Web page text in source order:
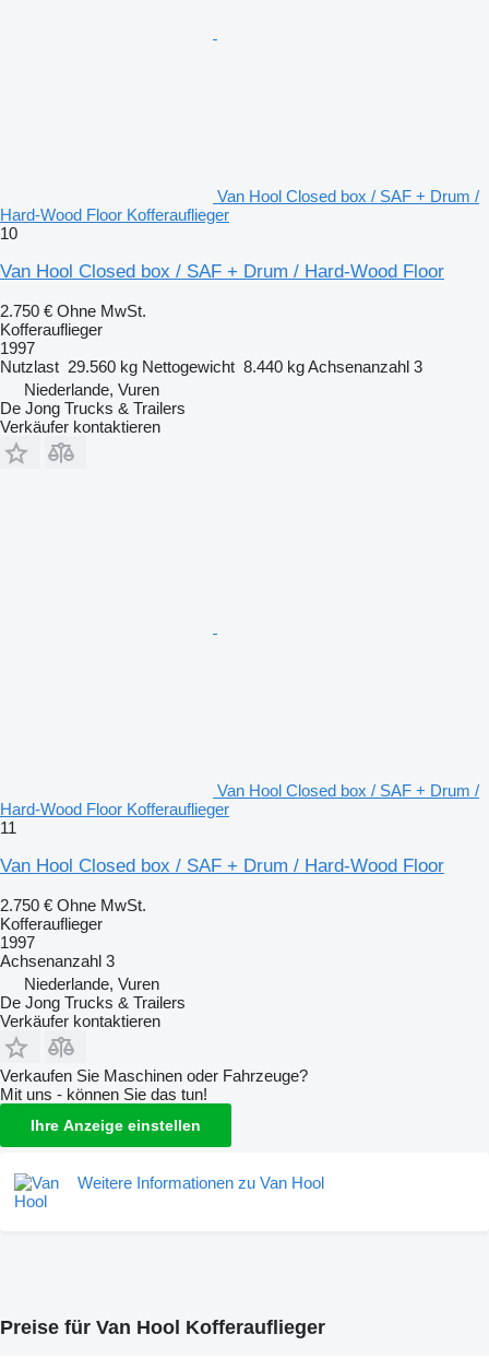
Van Hool Closed box / SAF + Drum /
Hard-Wood Floor Kofferauflieger
10
Van Hool Closed box / SAF + Drum / Hard-Wood Floor
2.750 € Ohne MwSt.
Kofferauflieger
1997
Nutzlast 29.560 kg Nettogewicht 8.440 kgAchsenanzahl 3
Niederlande, Vuren
De Jong Trucks & Trailers
Verkäufer kontaktieren
Van Hool Closed box / SAF + Drum /
Hard-Wood Floor Kofferauflieger
11
Van Hool Closed box / SAF + Drum / Hard-Wood Floor
2.750 € Ohne MwSt.
Kofferauflieger
1997
Achsenanzahl 3
Niederlande, Vuren
De Jong Trucks & Trailers
Verkäufer kontaktieren
Verkaufen Sie Maschinen oder Fahrzeuge?
Mit uns - können Sie das tun!
Ihre Anzeige einstellen
Weitere Informationen zu Van Hool
Preise für Van Hool Kofferauflieger